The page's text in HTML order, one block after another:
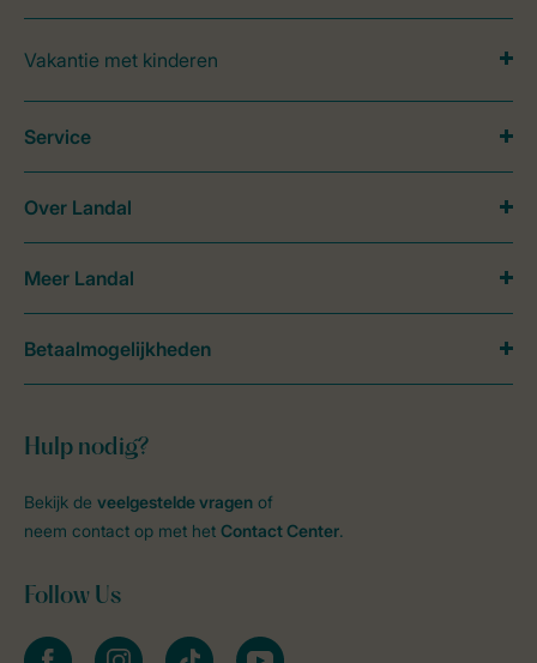
Vakantie met kinderen
Hulp nodig?
Bekijk de veelgestelde vragen of
neem contact op met het Contact Center.
Follow Us
facebookinstagramtiktok youtube
Service
Over Landal
Meer Landal
Betaalmogelijkheden